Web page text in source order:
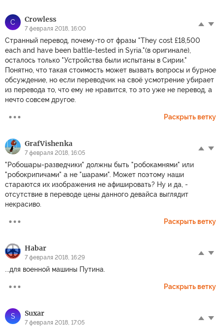
C Crowless
7 февраля 2018, 16:00
Странный перевод, почему-то от фразы "They cost £18,500
each and have been battle-tested in Syria."(в оригинале),
осталось только "Устройства были испытаны в Сирии."
Понятно, что такая стоимость может вызвать вопросы и бурное
обсуждение, но если переводчик на своё усмотрение убирает
из перевода то, что ему не нравится, то это уже не перевод, а
нечто совсем другое.
Раскрыть ветку
GrafVishenka
7 февраля 2018, 16:05
"Робошары-разведчики" должны быть "робокамнями" или
"робокрипичами" а не "шарами". Может поэтому наши
стараются их изображения не афишировать? Ну и да, -
отсутствие в переводе цены данного девайса выглядит
некрасиво.
Раскрыть ветку
Habar
7 февраля 2018, 16:29
...для военной машины Путина.
Раскрыть ветку
S Suxar
7 февраля 2018, 17:05